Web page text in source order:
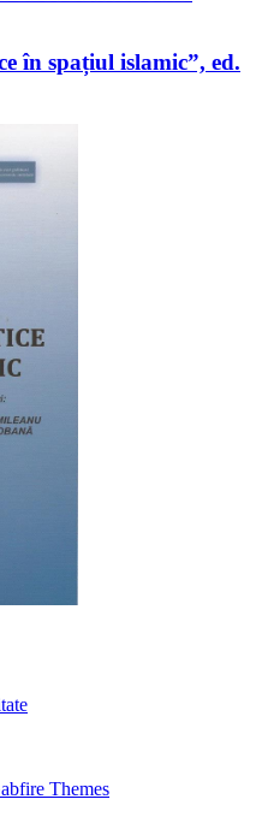
în spațiul islamic”, ed.
Themes